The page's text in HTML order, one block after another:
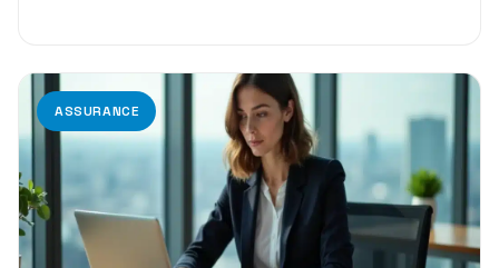
ASSURANCE